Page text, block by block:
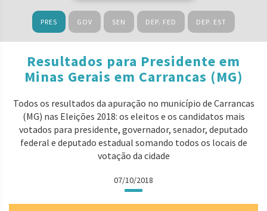
PRES GOV SEN DEP. FED DEP. EST
Resultados para Presidente em
Minas Gerais em Carrancas (MG)
Todos os resultados da apuração no município de Carrancas
(MG) nas Eleições 2018: os eleitos e os candidatos mais
votados para presidente, governador, senador, deputado
federal e deputado estadual somando todos os locais de
votação da cidade
07/10/2018